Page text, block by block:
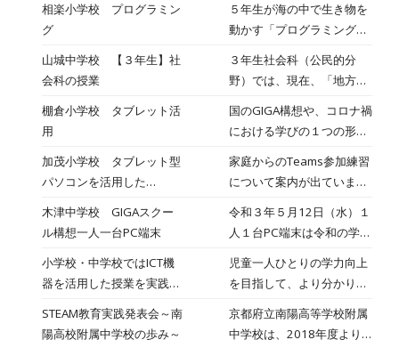
感謝や激励の気持ちを合
唱、合奏、手話、呼びかけ
などで表しました。６年生
たちもあたたかい拍手をお
くってくれて、退場すると
きには互いに手を振るシー
ンもありました。どれも、
それぞれの気持ちが伝わる
発表でした。思い出のスラ
イドでは、１年生の時から
の写真とそのときの担任の
ありました。小さい頃を懐
かしみ、改めて仲間との歩
みをふり返ったことと思い
ます。最後の６年生の合唱
相楽小学校 プログラミン
グ
５年生が海の中で生き物を
動かす「プログラミング」
通りに動かすにはどう「命
令」すればいいのか…予期
せぬ動きに悪戦苦闘しなが
ら（けっこう楽しんでいま
したが）体験しました。
山城中学校 【３年生】社
会科の授業
３年生社会科（公民的分
野）では、現在、「地方自
す。いわゆる「三権」を中
心とする国の統治機構の学
習で基礎を学んだ後、私た
ちの生活に最も身近な「地
方自治」の学習を行いまし
た。「身近なことだから自
分事として捉え、考える」
という地方自治の基本的な
考え方（住民自治と団体自
治）や地方自治の仕組み、
「住民参加」の意義と課題
棚倉小学校 タブレット活
用
国のGIGA構想や、コロナ禍
における学びの１つの形と
の活用の必要性が高まって
います。本校にも、一人１
台のタブレットが届いてい
ます。効果的な活用方法を
模索している日々ですが、
今日は２年生で活用してみ
ました。アルファベットの
学習もしていないのに操作
ができるだろうか、などの
加茂小学校 タブレット型
パソコンを活用した
チームへの参加練習につい
て
家庭からのTeams参加練習
について案内が出ていま
木津中学校 GIGAスクー
ル構想一人一台PC端末
令和３年５月12日（水）１
人１台PC端末は令和の学び
Society5.0時代に生きる生
徒たちにとって、PC端末は
鉛筆やノートと並ぶマスト
アイテムです｡本日は１年
小学校・中学校ではICT機
器を活用した授業を実践し
児童一人ひとりの学力向上
を目指して、より分かりや
の興味や関心を高める授業
を効果的に実施するため
STEAM教育実践発表会～南
陽高校附属中学校の歩み～
京都府立南陽高等学校附属
中学校は、2018年度より